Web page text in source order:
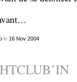
le 16 Nov 2004